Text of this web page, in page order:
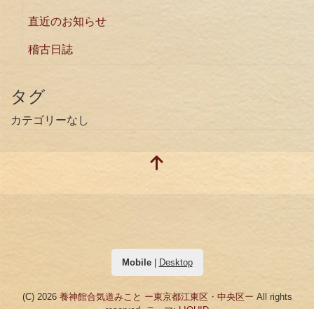
直近のお知らせ
稽古日誌
タグ
カテゴリーなし
Mobile| Desktop
(C) 2026 養神館合気道みこと ー東京都江東区・中央区ー All rights